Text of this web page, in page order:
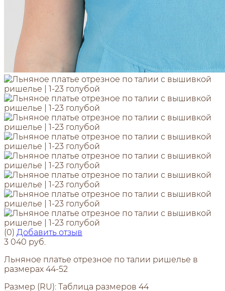
(0) Добавить отзыв
3 040 руб.
Льняное платье отрезное по талии ришелье в
размерах 44-52
Размер (RU): Таблица размеров 44